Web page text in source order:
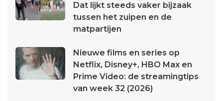
Dat lijkt steeds vaker bijzaak
tussen het zuipen en de
matpartijen
Nieuwe films en series op
Netflix, Disney+, HBO Max en
Prime Video: de streamingtips
van week 32 (2026)